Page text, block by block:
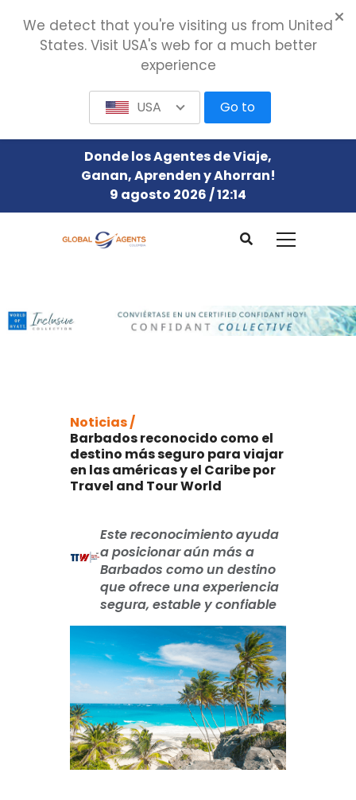
Donde los Agentes de Viaje,
Ganan, Aprenden y Ahorran!
9 agosto 2026 / 12:14
Noticias /
Barbados reconocido como el
destino más seguro para viajar
en las américas y el Caribe por
Travel and Tour World
Este reconocimiento ayuda
a posicionar aún más a
Barbados como un destino
que ofrece una experiencia
segura, estable y confiable
We detect that you're visiting us from United
States. Visit USA's web for a much better
experience
USA Go to